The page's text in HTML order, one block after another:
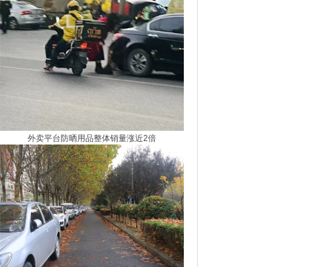
外卖平台防晒用品整体销量涨近2倍